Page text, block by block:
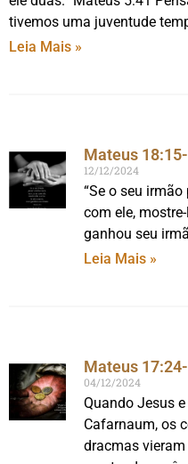
tivemos uma juventude
Leia Mais »
Mateus
12/12/2024
“Se o seu
com ele,
ganhou seu
Leia Mais »
Mateus
04/12/2024
Quando Jesus
Cafarnaum, os
dracmas vieram